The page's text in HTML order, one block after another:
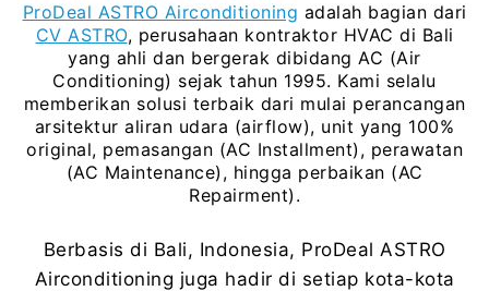
ProDeal ASTRO Airconditioning adalah bagian dari
CV ASTRO, perusahaan kontraktor HVAC di Bali
yang ahli dan bergerak dibidang AC (Air
Conditioning) sejak tahun 1995. Kami selalu
memberikan solusi terbaik dari mulai perancangan
arsitektur aliran udara (airflow), unit yang 100%
original, pemasangan (AC Installment), perawatan
(AC Maintenance), hingga perbaikan (AC
Repairment).
Berbasis di Bali, Indonesia, ProDeal ASTRO
Airconditioning juga hadir di setiap kota-kota